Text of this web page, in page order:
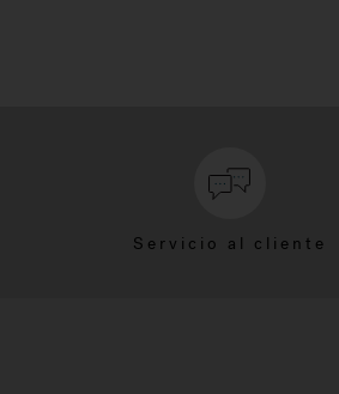
Servicio al cliente